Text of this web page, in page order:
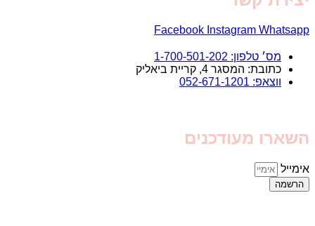
Facebook Instagram Whatsapp
מס׳ טלפון: 1-700-501-202
כתובת: המסגר 4, קריית ביאליק
ווצאפ: 052-671-1201
השארו מעודכנים
אימייל
הרשמה